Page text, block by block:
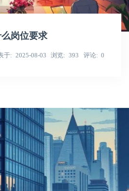
岗位要求
于 2025-08-03 浏览 393 评论 0